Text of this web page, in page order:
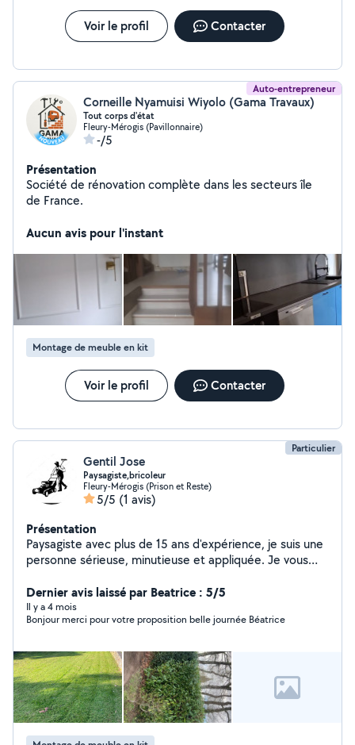
Voir le profil Contacter
Auto-entrepreneur
Corneille Nyamuisi Wiyolo (Gama Travaux)
Tout corps d'état
Fleury-Mérogis (Pavillonnaire)
-/5
Présentation
Société de rénovation complète dans les secteurs île
de France.
Aucun avis pour l'instant
Montage de meuble en kit
Voir le profil Contacter
Particulier
Gentil Jose
Paysagiste,bricoleur
Fleury-Mérogis (Prison et Reste)
5/5 (1 avis)
Présentation
Paysagiste avec plus de 15 ans d'expérience, je suis une
personne sérieuse, minutieuse et appliquée. Je vous
vos besoins en extérieur, ainsi que pour du petit
bricolage à domicile : montage de meubles, fixation de
TV, étagères, cadres, etc. Je reste à votre disposition
dans vos projets. Au plaisir de vous lire.
Dernier avis laissé par Beatrice : 5/5
Il y a 4 mois
Bonjour merci pour votre proposition belle journée Béatrice